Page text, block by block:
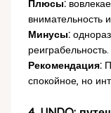
Плюсы:
внимательность
Минусы:
реиграбельность.
Рекомендация:
спокойное, но